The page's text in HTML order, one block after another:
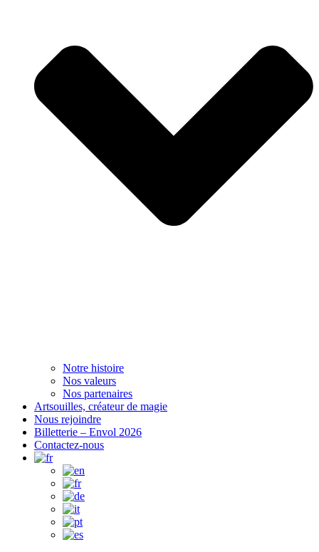
Notre histoire
Nos valeurs
Nos partenaires
Artsouilles, créateur de magie
Nous rejoindre
Billetterie – Envol 2026
Contactez-nous